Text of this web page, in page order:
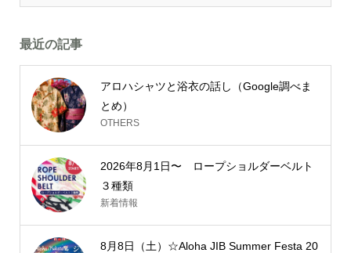
最近の記事
アロハシャツと浴衣の話し（Google調べま
とめ）
OTHERS
2026年8月1日〜 ロープショルダーベルト
３種類
新着情報
8月8日（土）☆Aloha JIB Summer Festa 20